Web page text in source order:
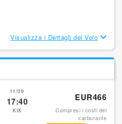
Visualizza i Dettagli del Volo
11/09
17:40
KIX
EUR466
Compresi i costi del
carburante